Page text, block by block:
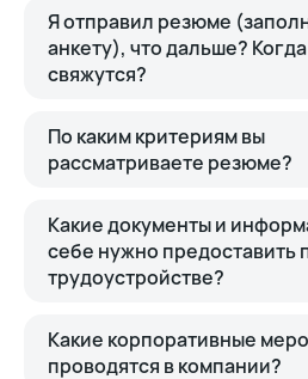
Я отправил резюме
анкету), что дальше?
свяжутся?
По каким критериям вы
рассматриваете резюме?
Какие документы и
себе нужно предоставить
трудоустройстве?
Какие корпоративные
проводятся в компании?